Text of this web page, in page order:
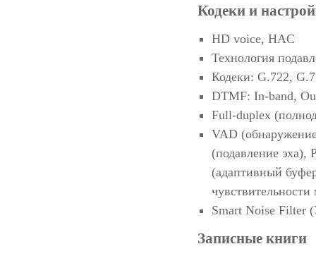
Кодеки и
HD voice, HAC
Технология
Кодеки: G.722,
DTMF: In-band,
Full-duplex
VAD
(подавление эха),
(адаптивный
Smart Noise Filter
Записные книги